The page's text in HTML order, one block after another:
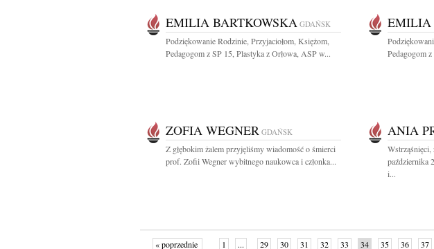
EMILIA BARTKOWSKA GDAŃSK
Podziękowanie Rodzinie, Przyjaciołom, Księżom,
Pedagogom z SP 15, Plastyka z Orłowa, ASP w...
EMILIA
Pedagogom
ZOFIA WEGNER GDAŃSK
Z głębokim żalem przyjęliśmy wiadomość o śmierci
prof. Zofii Wegner wybitnego naukowca i członka...
ANIA
Wstrząśnięci,
października
i...
« poprzednie 1 ... 29 30 31 32 33 34 35 36 37